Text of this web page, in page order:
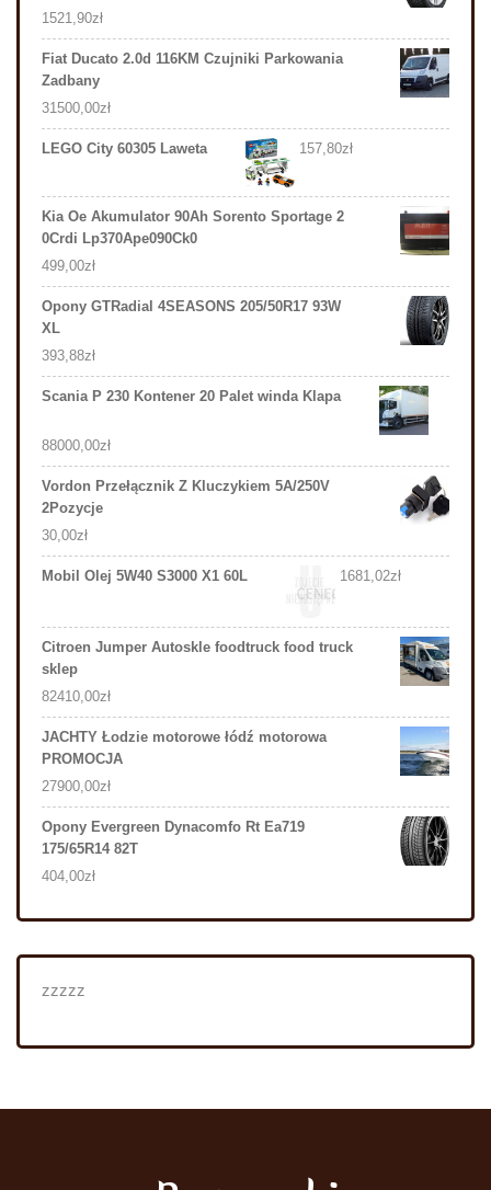
1521,90zł
Fiat Ducato 2.0d 116KM Czujniki Parkowania
Zadbany
31500,00zł
LEGO City 60305 Laweta 157,80zł
Kia Oe Akumulator 90Ah Sorento Sportage 2
0Crdi Lp370Ape090Ck0
499,00zł
Opony GTRadial 4SEASONS 205/50R17 93W
XL
393,88zł
Scania P 230 Kontener 20 Palet winda Klapa
88000,00zł
Vordon Przełącznik Z Kluczykiem 5A/250V
2Pozycje
30,00zł
Mobil Olej 5W40 S3000 X1 60L 1681,02zł
Citroen Jumper Autoskle foodtruck food truck
sklep
82410,00zł
JACHTY Łodzie motorowe łódź motorowa
PROMOCJA
27900,00zł
Opony Evergreen Dynacomfo Rt Ea719
175/65R14 82T
404,00zł
zzzzz